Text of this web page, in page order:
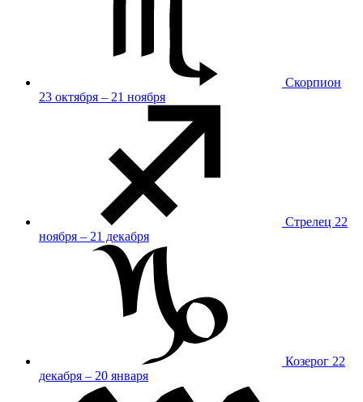
Скорпион
23 октября – 21 ноября
Стрелец 22
ноября – 21 декабря
Козерог 22
декабря – 20 января